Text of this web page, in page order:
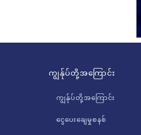
ကျွန်ုပ်တို့အကြောင်း
ကျွန်ုပ်တို့အကြောင်း
ငွေပေးချေမှုစနစ်